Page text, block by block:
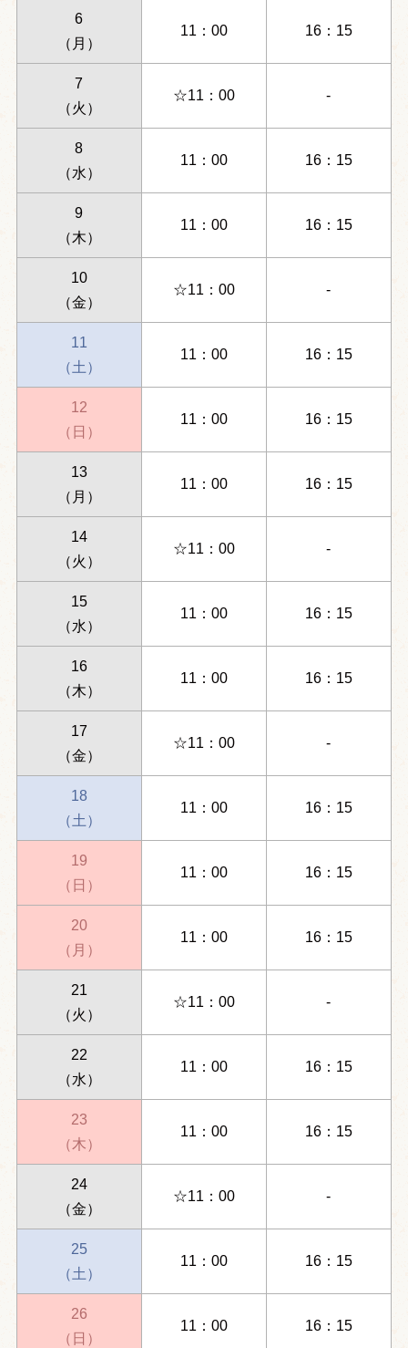
6
（月）
11：00 16：15
7
（火）
☆11：00 -
8
（水）
11：00 16：15
9
（木）
11：00 16：15
10
（金）
☆11：00 -
11
（土）
11：00 16：15
12
（日）
11：00 16：15
13
（月）
11：00 16：15
14
（火）
☆11：00 -
15
（水）
11：00 16：15
16
（木）
11：00 16：15
17
（金）
☆11：00 -
18
（土）
11：00 16：15
19
（日）
11：00 16：15
20
（月）
11：00 16：15
21
（火）
☆11：00 -
22
（水）
11：00 16：15
23
（木）
11：00 16：15
24
（金）
☆11：00 -
25
（土）
11：00 16：15
26
（日）
11：00 16：15